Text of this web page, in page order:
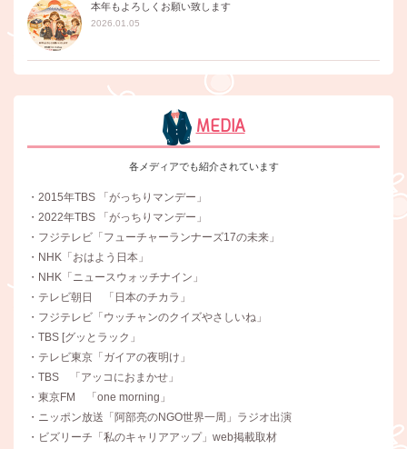
本年もよろしくお願い致します
2026.01.05
MEDIA
各メディアでも紹介されています
・2015年TBS 「がっちりマンデー」
・2022年TBS 「がっちりマンデー」
・フジテレビ「フューチャーランナーズ17の未来」
・NHK「おはよう日本」
・NHK「ニュースウォッチナイン」
・テレビ朝日 「日本のチカラ」
・フジテレビ「ウッチャンのクイズやさしいね」
・TBS [グッとラック」
・テレビ東京「ガイアの夜明け」
・TBS 「アッコにおまかせ」
・東京FM 「one morning」
・ニッポン放送「阿部亮のNGO世界一周」ラジオ出演
・ビズリーチ「私のキャリアアップ」web掲載取材